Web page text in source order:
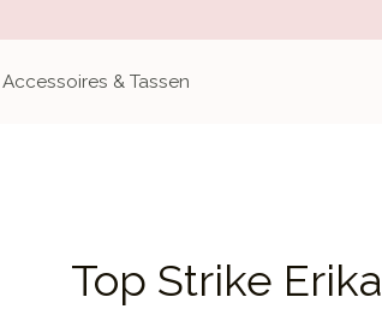
Accessoires & Tassen
Top Strike Erika